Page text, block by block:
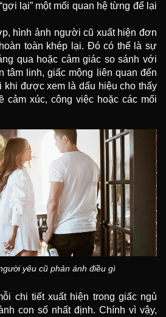
lại” một mối quan hệ từng để lại
hình ảnh người cũ xuất hiện đơn
toàn khép lại. Đó có thể là sự
qua hoặc cảm giác so sánh với
tâm linh, giấc mộng liên quan đến
được xem là dấu hiệu cho thấy
cảm xúc, công việc hoặc các mối
yêu cũ phản ánh điều gì
chi tiết xuất hiện trong giấc ngủ
con số nhất định. Chính vì vậy,